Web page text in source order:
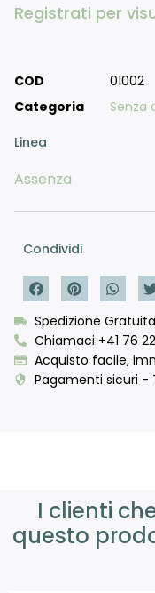
Registrati per
COD
01002
Categoria
Senza
Linea
Assenza
Condividi
Spedizione
Chiamaci +41 76
Acquisto facile,
Pagamenti sicuri -
I clienti
questo